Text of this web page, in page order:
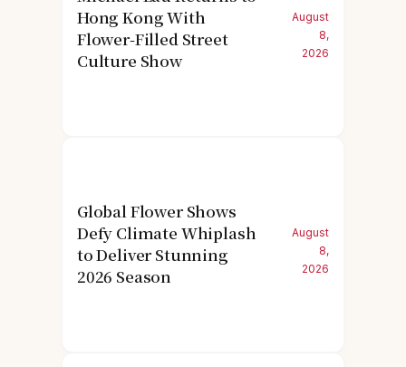
Hong Kong With
Flower-Filled Street
Culture Show
August
8,
2026
Global Flower Shows
Defy Climate Whiplash
to Deliver Stunning
2026 Season
August
8,
2026